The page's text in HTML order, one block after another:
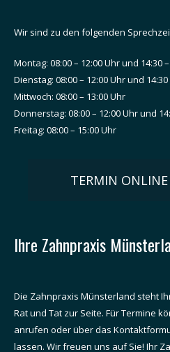
Wir sind zu den folgenden
Montag: 08:00 – 12:00 Uhr und 14:30
Dienstag: 08:00 – 12:00 Uhr und
Mittwoch: 08:00 – 13:00 Uhr
Donnerstag: 08:00 – 12:00 Uhr und
Freitag: 08:00 – 15:00 Uhr
TERMIN
Ihre Zahnpraxis
Die Zahnpraxis Münsterland steht
Rat und Tat zur Seite. Für Termine
anrufen oder über das
lassen. Wir freuen uns auf Sie! Ihr